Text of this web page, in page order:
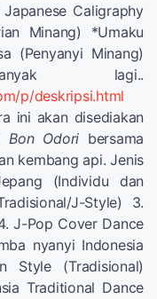
Caligraphy
Minang) *Umaku
(Penyanyi Minang)
lagi..
p/deskripsi.html
ini akan disediakan
Bon Odori bersama
kembang api. Jenis
(Individu dan
J-Style) 3.
J-Pop Cover Dance
nyanyi Indonesia
Style (Tradisional)
Traditional Dance